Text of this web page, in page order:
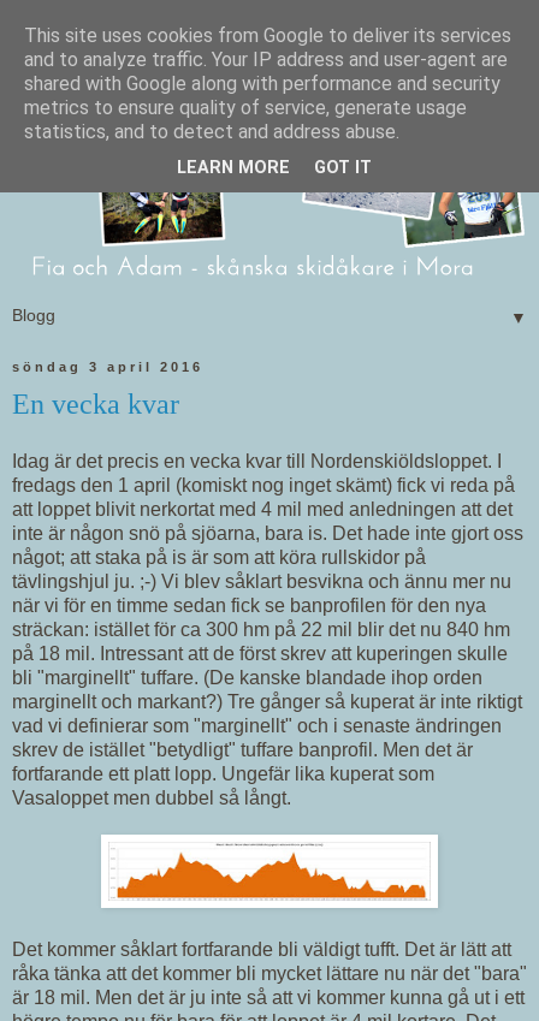
▼
söndag 3 april 2016
En vecka kvar
Idag är det precis en vecka kvar till Nordenskiöldsloppet. I
fredags den 1 april (komiskt nog inget skämt) fick vi reda på
att loppet blivit nerkortat med 4 mil med anledningen att det
inte är någon snö på sjöarna, bara is. Det hade inte gjort oss
något; att staka på is är som att köra rullskidor på
tävlingshjul ju. ;-) Vi blev såklart besvikna och ännu mer nu
när vi för en timme sedan fick se banprofilen för den nya
sträckan: istället för ca 300 hm på 22 mil blir det nu 840 hm
på 18 mil. Intressant att de först skrev att kuperingen skulle
bli "marginellt" tuffare. (De kanske blandade ihop orden
marginellt och markant?) Tre gånger så kuperat är inte riktigt
vad vi definierar som "marginellt" och i senaste ändringen
skrev de istället "betydligt" tuffare banprofil. Men det är
fortfarande ett platt lopp. Ungefär lika kuperat som
Vasaloppet men dubbel så långt.
Det kommer såklart fortfarande bli väldigt tufft. Det är lätt att
råka tänka att det kommer bli mycket lättare nu när det "bara"
är 18 mil. Men det är ju inte så att vi kommer kunna gå ut i ett
This site uses cookies from Google to deliver its services
and to analyze traffic. Your IP address and user-agent are
shared with Google along with performance and security
metrics to ensure quality of service, generate usage
statistics, and to detect and address abuse.
LEARN MORE GOT IT